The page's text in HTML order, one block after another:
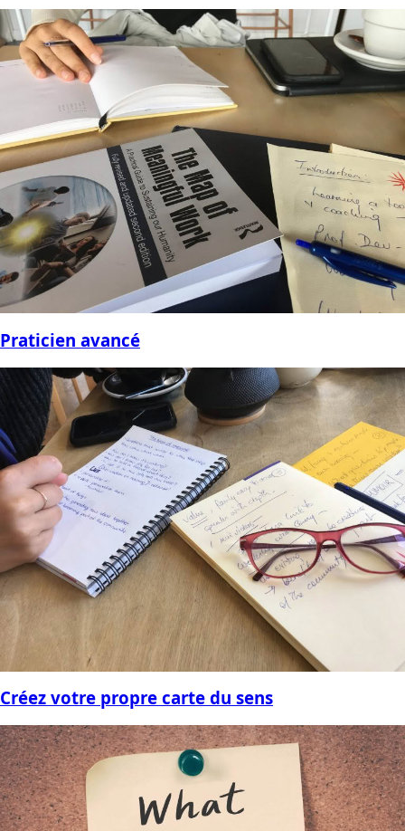
Praticien avancé
Créez votre propre carte du sens